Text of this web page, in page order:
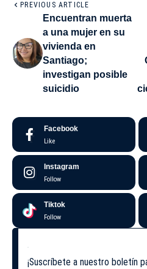
PREVIOUS ARTICLE
Encuentran muerta
a una mujer en su
vivienda en
Santiago;
investigan posible
suicidio
Facebook
Like
Instagram
Follow
Tiktok
Follow
¡Suscríbete a nuestro boletín